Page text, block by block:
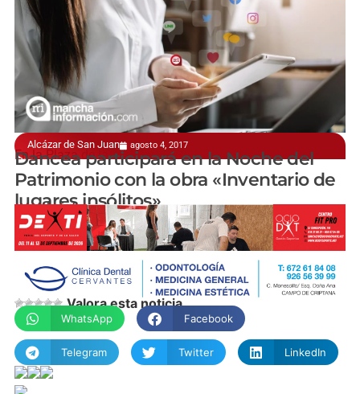
Alcázar de San Juan agosto 4, 2017
En la Plaza de la Trinidad
Dancea participará en la Noche del
Patrimonio con la obra «Inventario de
lugares insólitos»
manchainformacion.com
Valora esta noticia
WhatsApp Facebook
Telegram Twitter LinkedIn